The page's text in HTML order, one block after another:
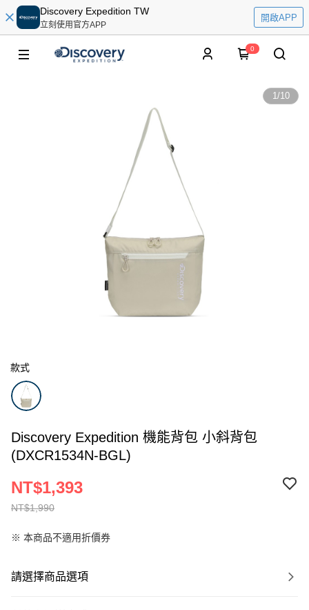
Discovery Expedition TW
立刻使用官方APP
開啟APP
0
1/10
款式
Discovery Expedition 機能背包 小斜背包
(DXCR1534N-BGL)
NT$1,990
NT$1,393
※ 本商品不適用折價券
請選擇商品選項